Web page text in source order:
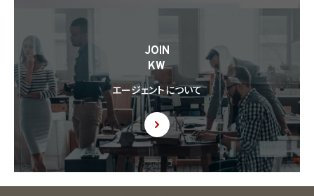
JOIN
KW
エージェントについて